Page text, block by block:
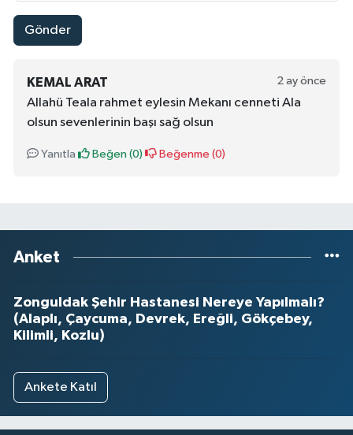
Gönder
KEMAL ARAT 2 ay önce
Allahü Teala rahmet eylesin Mekanı cenneti Ala
olsun sevenlerinin başı sağ olsun
Yanıtla Beğen (0) Beğenme (0)
Anket
Zonguldak Şehir Hastanesi Nereye Yapılmalı?
(Alaplı, Çaycuma, Devrek, Ereğli, Gökçebey,
Kilimli, Kozlu)
Ankete Katıl